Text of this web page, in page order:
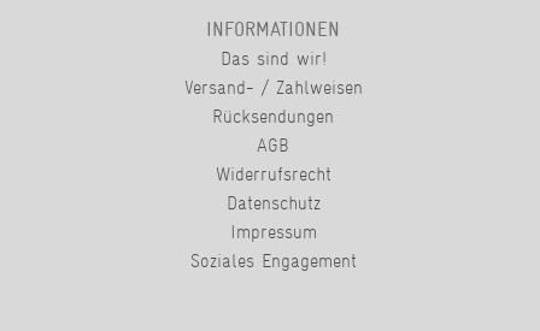
INFORMATIONEN
Das sind wir!
Versand- / Zahlweisen
Rücksendungen
AGB
Widerrufsrecht
Datenschutz
Impressum
Soziales Engagement